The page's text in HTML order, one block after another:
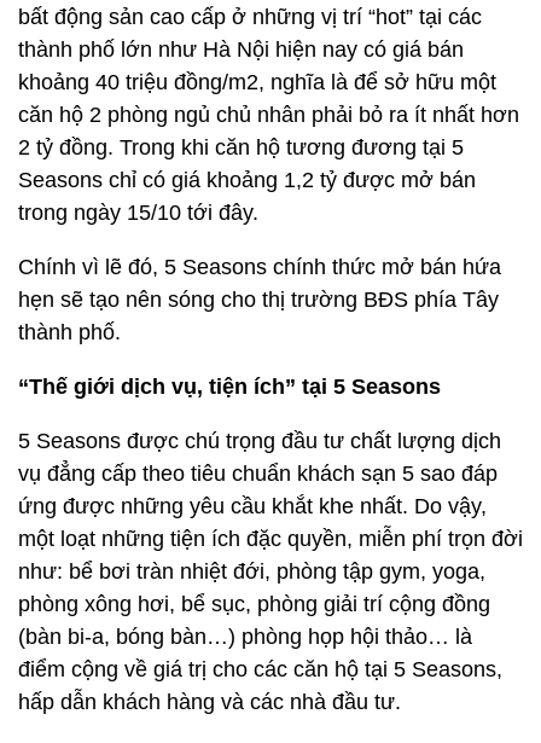
bất động sản cao cấp ở những vị trí “hot” tại các
thành phố lớn như Hà Nội hiện nay có giá bán
khoảng 40 triệu đồng/m2, nghĩa là để sở hữu một
căn hộ 2 phòng ngủ chủ nhân phải bỏ ra ít nhất hơn
2 tỷ đồng. Trong khi căn hộ tương đương tại 5
Seasons chỉ có giá khoảng 1,2 tỷ được mở bán
trong ngày 15/10 tới đây.
Chính vì lẽ đó, 5 Seasons chính thức mở bán hứa
hẹn sẽ tạo nên sóng cho thị trường BĐS phía Tây
thành phố.
“Thế giới dịch vụ, tiện ích” tại 5 Seasons
5 Seasons được chú trọng đầu tư chất lượng dịch
vụ đẳng cấp theo tiêu chuẩn khách sạn 5 sao đáp
ứng được những yêu cầu khắt khe nhất. Do vậy,
một loạt những tiện ích đặc quyền, miễn phí trọn đời
như: bể bơi tràn nhiệt đới, phòng tập gym, yoga,
phòng xông hơi, bể sục, phòng giải trí cộng đồng
(bàn bi-a, bóng bàn…) phòng họp hội thảo… là
điểm cộng về giá trị cho các căn hộ tại 5 Seasons,
hấp dẫn khách hàng và các nhà đầu tư.